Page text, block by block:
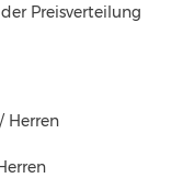
der Preisverteilung
/ Herren